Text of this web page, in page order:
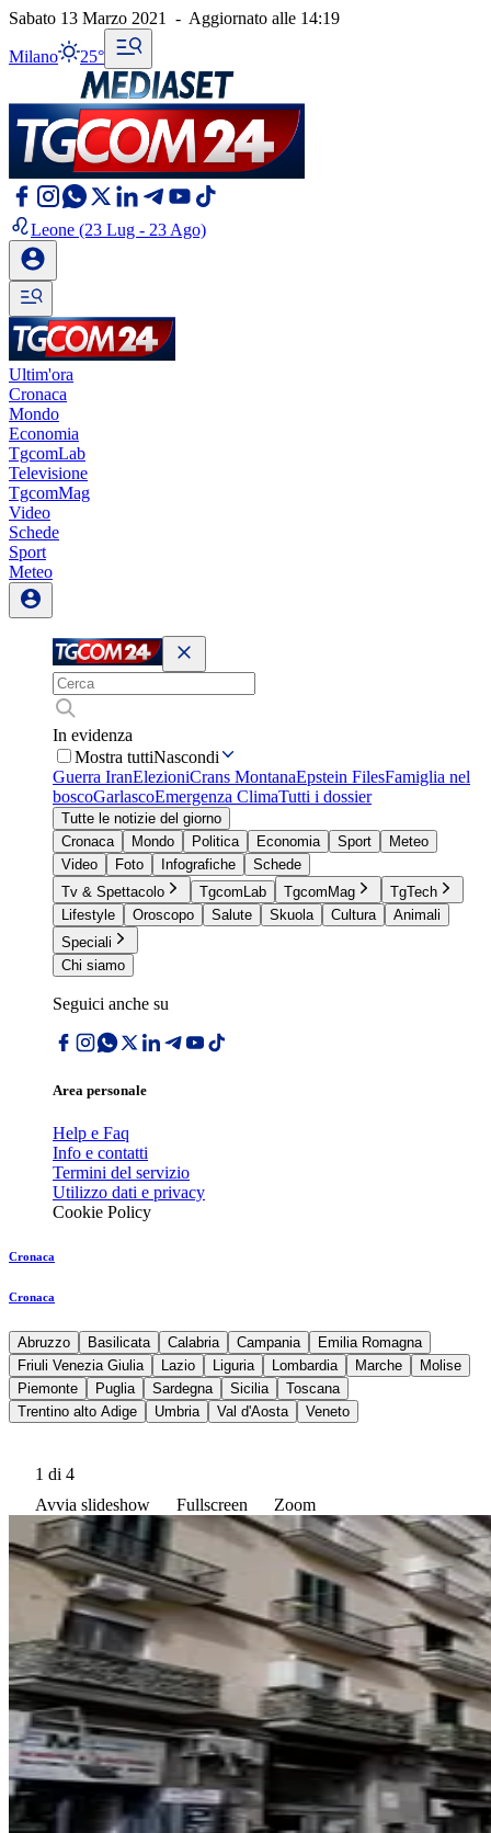
Sabato 13 Marzo 2021 - Aggiornato alle 14:19
Milano 25°
Leone (23 Lug - 23 Ago)
Ultim'ora
Cronaca
Mondo
Economia
TgcomLab
Televisione
TgcomMag
Video
Schede
Sport
Meteo
In evidenza
Mostra tuttiNascondi
Guerra IranElezioniCrans MontanaEpstein FilesFamiglia nel
boscoGarlascoEmergenza ClimaTutti i dossier
Tutte le notizie del giorno
Cronaca
Mondo Politica Economia Sport
Meteo
Video
Foto Infografiche
Schede
Tv & Spettacolo
TgcomLab TgcomMag
TgTech
Lifestyle
Oroscopo Salute Skuola Cultura
Animali
Speciali
Chi siamo
Seguici anche su
Area personale
Help e Faq
Info e contatti
Termini del servizio
Utilizzo dati e privacy
Cookie Policy
Cronaca
Cronaca
Abruzzo Basilicata Calabria Campania
Emilia Romagna
Friuli Venezia Giulia
Lazio Liguria Lombardia Marche
Molise
Piemonte
Puglia Sardegna Sicilia
Toscana
Trentino alto Adige
Umbria Val d'Aosta Veneto
1 di 4
Avvia slideshow
Fullscreen Zoom